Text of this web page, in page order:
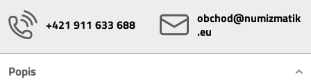
+421 911 633 688
obchod​@numizmatik​
.eu
Popis